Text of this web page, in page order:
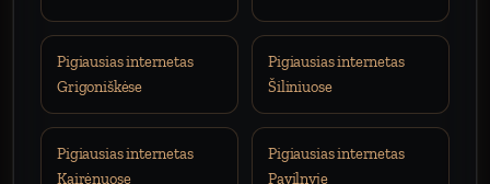
Pigiausias internetas
Grigoniškėse
Pigiausias internetas
Šiliniuose
Pigiausias internetas
Kairėnuose
Pigiausias internetas
Pavilnyje